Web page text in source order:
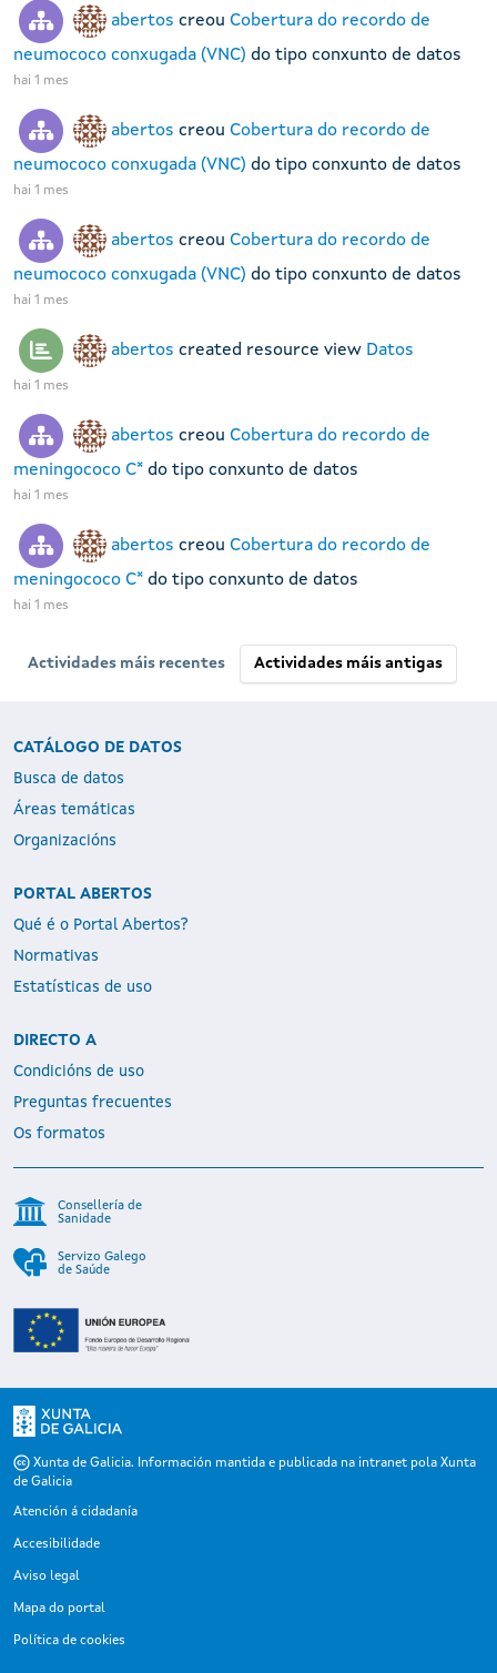
abertos creou Cobertura do recordo de
neumococo conxugada (VNC) do tipo conxunto de datos
hai 1 mes
abertos creou Cobertura do recordo de
neumococo conxugada (VNC) do tipo conxunto de datos
hai 1 mes
abertos creou Cobertura do recordo de
neumococo conxugada (VNC) do tipo conxunto de datos
hai 1 mes
abertos created resource view Datos
hai 1 mes
abertos creou Cobertura do recordo de
meningococo C* do tipo conxunto de datos
hai 1 mes
abertos creou Cobertura do recordo de
meningococo C* do tipo conxunto de datos
hai 1 mes
Actividades máis recentes Actividades máis antigas
CATÁLOGO DE DATOS
Busca de datos
Áreas temáticas
Organizacións
PORTAL ABERTOS
Qué é o Portal Abertos?
Normativas
Estatísticas de uso
DIRECTO A
Condicións de uso
Preguntas frecuentes
Os formatos
Consellería de
Sanidade
Servizo Galego
de Saúde
Xunta de Galicia. Información mantida e publicada na intranet pola Xunta
de Galicia
Atención á cidadanía
Accesibilidade
Aviso legal
Mapa do portal
Política de cookies